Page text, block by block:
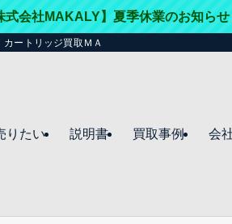
会社MAKALY】夏季休業のお知ら
ートリッジ買取ＭＡＫＡＬＹ（マカリー）☆
りたい 説明書 買取事例 会